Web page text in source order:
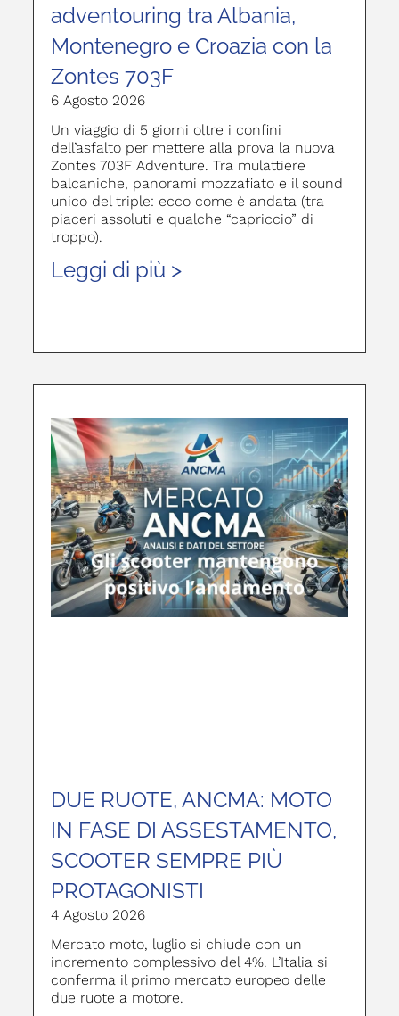
adventouring tra Albania,
Montenegro e Croazia con la
Zontes 703F
6 Agosto 2026
Un viaggio di 5 giorni oltre i confini
dell’asfalto per mettere alla prova la nuova
Zontes 703F Adventure. Tra mulattiere
balcaniche, panorami mozzafiato e il sound
unico del triple: ecco come è andata (tra
piaceri assoluti e qualche “capriccio” di
troppo).
Leggi di più >
DUE RUOTE, ANCMA: MOTO
IN FASE DI ASSESTAMENTO,
SCOOTER SEMPRE PIÙ
PROTAGONISTI
4 Agosto 2026
Mercato moto, luglio si chiude con un
incremento complessivo del 4%. L’Italia si
conferma il primo mercato europeo delle
due ruote a motore.